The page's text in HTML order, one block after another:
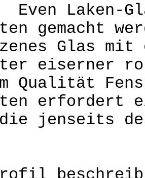
Even Laken-
gemacht
Glas
eiserner
Qualität
erfordert
jenseits